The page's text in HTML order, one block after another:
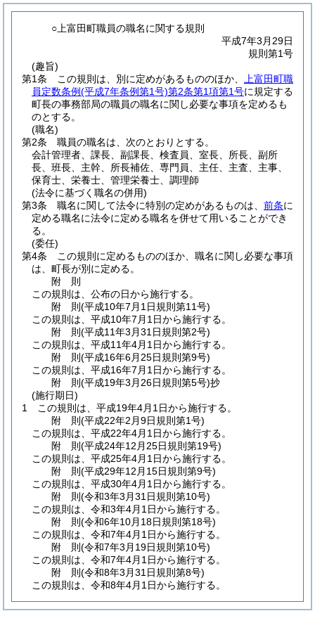
○上富田町職員の職名に関する規則
平成7年3月29日
規則第1号
(趣旨)
第1条
この規則は、別に定めがあるもののほか、
上富田町職
員定数条例(平成7年条例第1号)第2条第1項第1号に規定する
町長の事務部局の職員の職名に関し必要な事項を定めるも
のとする。
(職名)
第2条
職員の職名は、次のとおりとする。
会計管理者、課長、副課長、検査員、室長、所長、副所
長、班長、主幹、所長補佐、専門員、主任、主査、主事、
保育士、栄養士、管理栄養士、調理師
(法令に基づく職名の併用)
第3条
職名に関して法令に特別の定めがあるものは、 前条に
定める職名に法令に定める職名を併せて用いることができ
る。
(委任)
第4条
この規則に定めるもののほか、職名に関し必要な事項
は、町長が別に定める。
附 則
この規則は、公布の日から施行する。
附 則(平成10年7月1日規則第11号)
この規則は、平成10年7月1日から施行する。
附 則(平成11年3月31日規則第2号)
この規則は、平成11年4月1日から施行する。
附 則(平成16年6月25日規則第9号)
この規則は、平成16年7月1日から施行する。
附 則(平成19年3月26日規則第5号)抄
(施行期日)
1
この規則は、平成19年4月1日から施行する。
附 則(平成22年2月9日規則第1号)
この規則は、平成22年4月1日から施行する。
附 則(平成24年12月25日規則第19号)
この規則は、平成25年4月1日から施行する。
附 則(平成29年12月15日規則第9号)
この規則は、平成30年4月1日から施行する。
附 則(令和3年3月31日規則第10号)
この規則は、令和3年4月1日から施行する。
附 則(令和6年10月18日規則第18号)
この規則は、令和7年4月1日から施行する。
附 則(令和7年3月19日規則第10号)
この規則は、令和7年4月1日から施行する。
附 則(令和8年3月31日規則第8号)
この規則は、令和8年4月1日から施行する。